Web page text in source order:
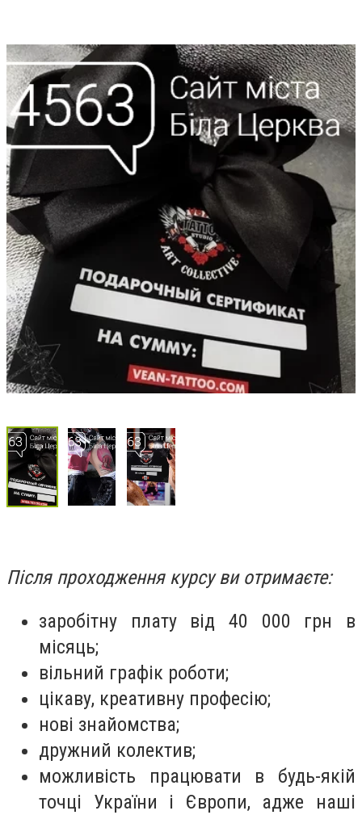
Після проходження курсу ви отримаєте:
заробітну плату від 40 000 грн в
місяць;
вільний графік роботи;
цікаву, креативну професію;
нові знайомства;
дружний колектив;
можливість працювати в будь-якій
точці України і Європи, адже наші